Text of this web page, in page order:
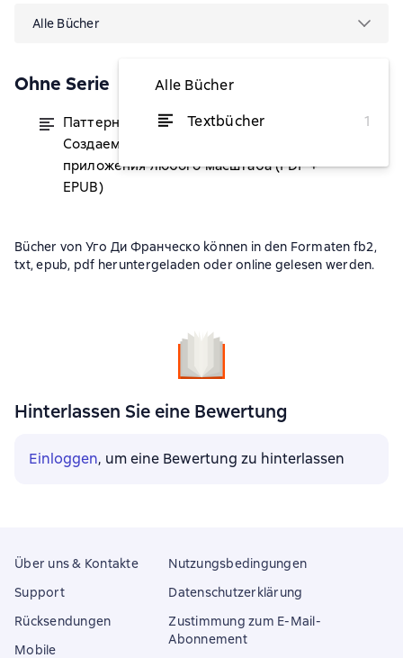
Alle Bücher
Alle Bücher
Textbücher
1
Ohne Serie
Паттерны проектирования JavaScript.
Создаем быстрые и эффективные
приложения любого масштаба (PDF +
EPUB)
von 7,37 €
Bücher von Уго Ди Франческо können in den Formaten fb2,
txt, epub, pdf heruntergeladen oder online gelesen werden.
Hinterlassen Sie eine Bewertung
Einloggen, um eine Bewertung zu hinterlassen
Über uns & Kontakte
Support
Rücksendungen
Mobile
Nutzungsbedingungen
Datenschutzerklärung
Zustimmung zum E-Mail-
Abonnement